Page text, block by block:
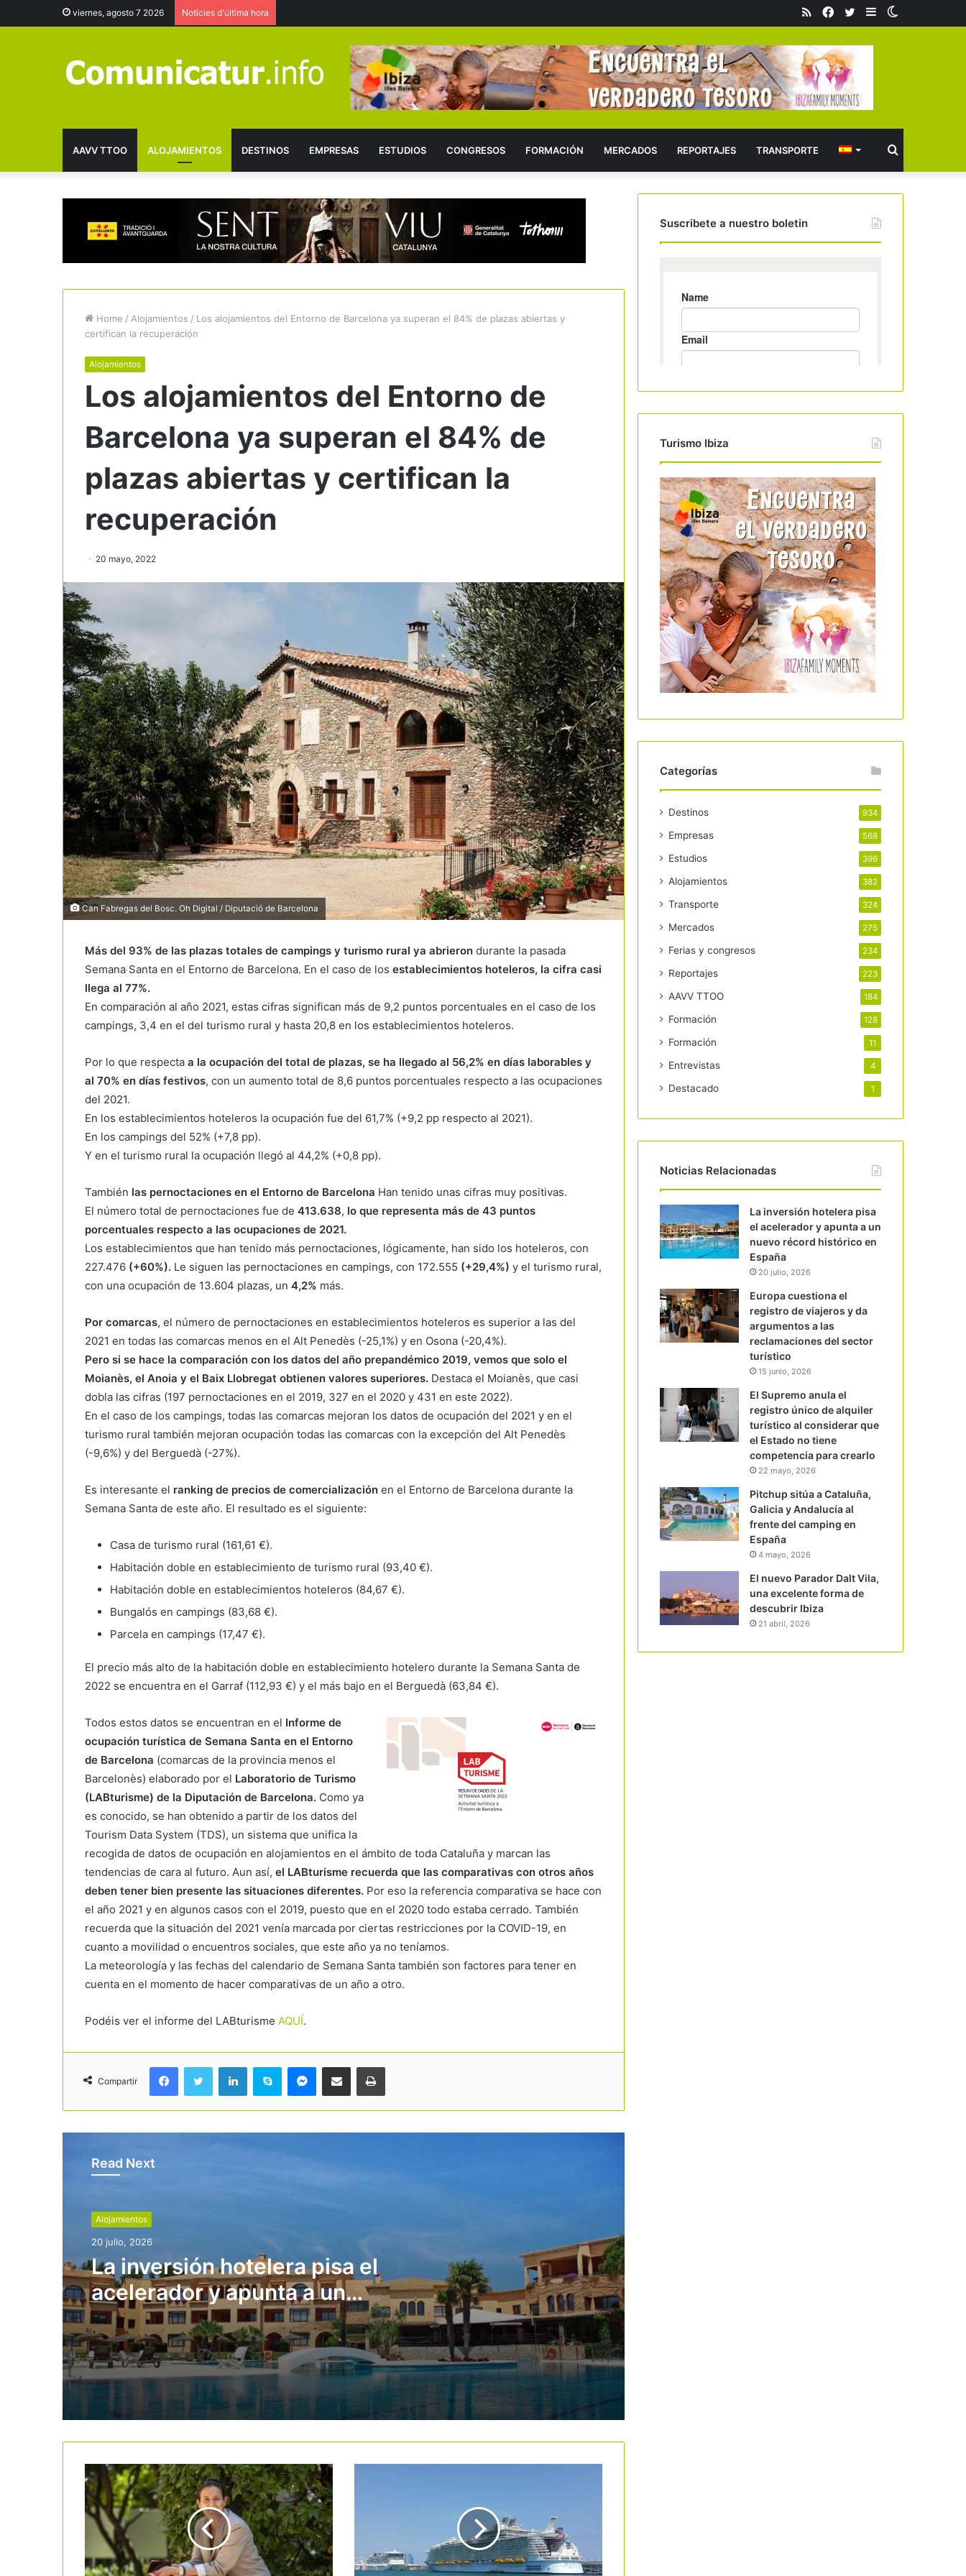
viernes, agosto 7 2026 Notícies d'última hora
Barra
Twitter
Facebook
RSS
AAVV TTOO ALOJAMIENTOS DESTINOS EMPRESAS ESTUDIOS CONGRESOS FORMACIÓN MERCADOS REPORTAJES TRANSPORTE Buscar
Home / Alojamientos / Los alojamientos del Entorno de Barcelona ya superan el 84% de plazas abiertas y
certifican la recuperación
Alojamientos
Los alojamientos del Entorno de
Barcelona ya superan el 84% de
plazas abiertas y certifican la
recuperación
20 mayo, 2022
Can Fabregas del Bosc. Oh Digital / Diputació de Barcelona
Más del 93% de las plazas totales de campings y turismo rural ya abrieron durante la pasada
Semana Santa en el Entorno de Barcelona. En el caso de los establecimientos hoteleros, la cifra casi
llega al 77%.
En comparación al año 2021, estas cifras significan más de 9,2 puntos porcentuales en el caso de los
campings, 3,4 en el del turismo rural y hasta 20,8 en los establecimientos hoteleros.
Por lo que respecta a la ocupación del total de plazas, se ha llegado al 56,2% en días laborables y
al 70% en días festivos, con un aumento total de 8,6 puntos porcentuales respecto a las ocupaciones
del 2021.
En los establecimientos hoteleros la ocupación fue del 61,7% (+9,2 pp respecto al 2021).
En los campings del 52% (+7,8 pp).
Y en el turismo rural la ocupación llegó al 44,2% (+0,8 pp).
También las pernoctaciones en el Entorno de Barcelona Han tenido unas cifras muy positivas.
El número total de pernoctaciones fue de 413.638, lo que representa más de 43 puntos
porcentuales respecto a las ocupaciones de 2021.
Los establecimientos que han tenido más pernoctaciones, lógicamente, han sido los hoteleros, con
227.476 (+60%). Le siguen las pernoctaciones en campings, con 172.555 (+29,4%) y el turismo rural,
con una ocupación de 13.604 plazas, un 4,2% más.
Por comarcas, el número de pernoctaciones en establecimientos hoteleros es superior a las del
2021 en todas las comarcas menos en el Alt Penedès (-25,1%) y en Osona (-20,4%).
Pero si se hace la comparación con los datos del año prepandémico 2019, vemos que solo el
Moianès, el Anoia y el Baix Llobregat obtienen valores superiores. Destaca el Moianès, que casi
dobla las cifras (197 pernoctaciones en el 2019, 327 en el 2020 y 431 en este 2022).
En el caso de los campings, todas las comarcas mejoran los datos de ocupación del 2021 y en el
turismo rural también mejoran ocupación todas las comarcas con la excepción del Alt Penedès
(-9,6%) y del Berguedà (-27%).
Es interesante el ranking de precios de comercialización en el Entorno de Barcelona durante la
Semana Santa de este año. El resultado es el siguiente:
Casa de turismo rural (161,61 €).
Habitación doble en establecimiento de turismo rural (93,40 €).
Habitación doble en establecimientos hoteleros (84,67 €).
Bungalós en campings (83,68 €).
Parcela en campings (17,47 €).
El precio más alto de la habitación doble en establecimiento hotelero durante la Semana Santa de
2022 se encuentra en el Garraf (112,93 €) y el más bajo en el Berguedà (63,84 €).
Todos estos datos se encuentran en el Informe de
ocupación turística de Semana Santa en el Entorno
de Barcelona (comarcas de la provincia menos el
Barcelonès) elaborado por el Laboratorio de Turismo
(LABturisme) de la Diputación de Barcelona. Como ya
es conocido, se han obtenido a partir de los datos del
Tourism Data System (TDS), un sistema que unifica la
recogida de datos de ocupación en alojamientos en el ámbito de toda Cataluña y marcan las
tendencias de cara al futuro. Aun así, el LABturisme recuerda que las comparativas con otros años
deben tener bien presente las situaciones diferentes. Por eso la referencia comparativa se hace con
el año 2021 y en algunos casos con el 2019, puesto que en el 2020 todo estaba cerrado. También
recuerda que la situación del 2021 venía marcada por ciertas restricciones por la COVID-19, en
cuanto a movilidad o encuentros sociales, que este año ya no teníamos.
La meteorología y las fechas del calendario de Semana Santa también son factores para tener en
cuenta en el momento de hacer comparativas de un año a otro.
Podéis ver el informe del LABturisme AQUÍ.
Compartir
Read Next
Alojamientos
20 julio, 2026
La inversión hotelera pisa el
acelerador y apunta a un
nuevo récord histórico en
España
La inversión hotelera pisa el
viajeros y da argumentos a las
Estado no tiene competencia para
El nuevo Parador Dalt Vila, una
excelente forma de descubrir Ibiza
El turismo de negocios defiende los
pisos turísticos ante su eliminación en
Barcelona en 2028
El sector empresarial rechaza el
incremento del impuesto turístico
Apartur lleva a los tribunales al
rechazan los pisos turísticos
El camping Tamarit Beach Resort
apuesta por la desestacionalización y
Suscribete a nuestro boletin
Turismo Ibiza
Categorías
Destinos 934
Empresas 568
Estudios 396
Alojamientos 382
Transporte 324
Mercados 275
Ferias y congresos 234
Reportajes 223
AAVV TTOO 184
Formación 128
Formación 11
Entrevistas 4
Destacado 1
Noticias Relacionadas
La inversión hotelera pisa
el acelerador y apunta a un
nuevo récord histórico en
España
20 julio, 2026
Europa cuestiona el
registro de viajeros y da
argumentos a las
reclamaciones del sector
turístico
15 junio, 2026
El Supremo anula el
registro único de alquiler
turístico al considerar que
el Estado no tiene
competencia para crearlo
22 mayo, 2026
Pitchup sitúa a Cataluña,
Galicia y Andalucía al
frente del camping en
España
4 mayo, 2026
El nuevo Parador Dalt Vila,
una excelente forma de
descubrir Ibiza
21 abril, 2026